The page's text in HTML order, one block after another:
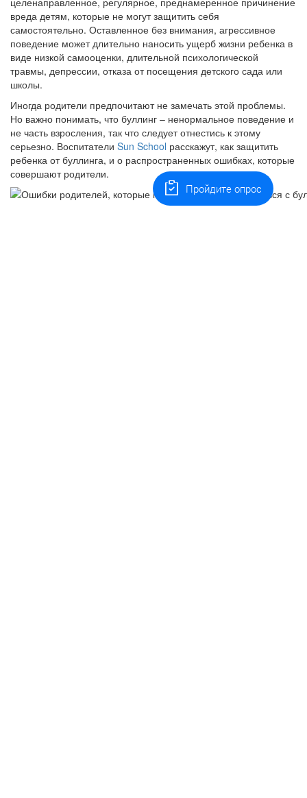
вреда детям, которые не могут защитить себя
самостоятельно. Оставленное без внимания, агрессивное
поведение может длительно наносить ущерб жизни ребенка в
виде низкой самооценки, длительной психологической
травмы, депрессии, отказа от посещения детского сада или
школы.
Иногда родители предпочитают не замечать этой проблемы.
Но важно понимать, что буллинг – ненормальное поведение и
не часть взросления, так что следует отнестись к этому
серьезно. Воспитатели Sun School расскажут, как защитить
ребенка от буллинга, и о распространенных ошибках, которые
совершают родители.
Пройдите опрос